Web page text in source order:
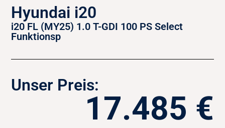
Hyundai i20
i20 FL (MY25) 1.0 T-GDI 100 PS Select
Funktionsp
Unser Preis:
17.485 €